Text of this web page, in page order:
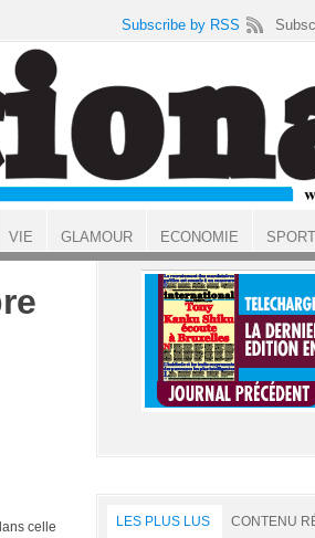
celle
LES PLUS LUS CONTENU
Subscribe by RSS
VIE GLAMOUR ECONOMIE SPORT